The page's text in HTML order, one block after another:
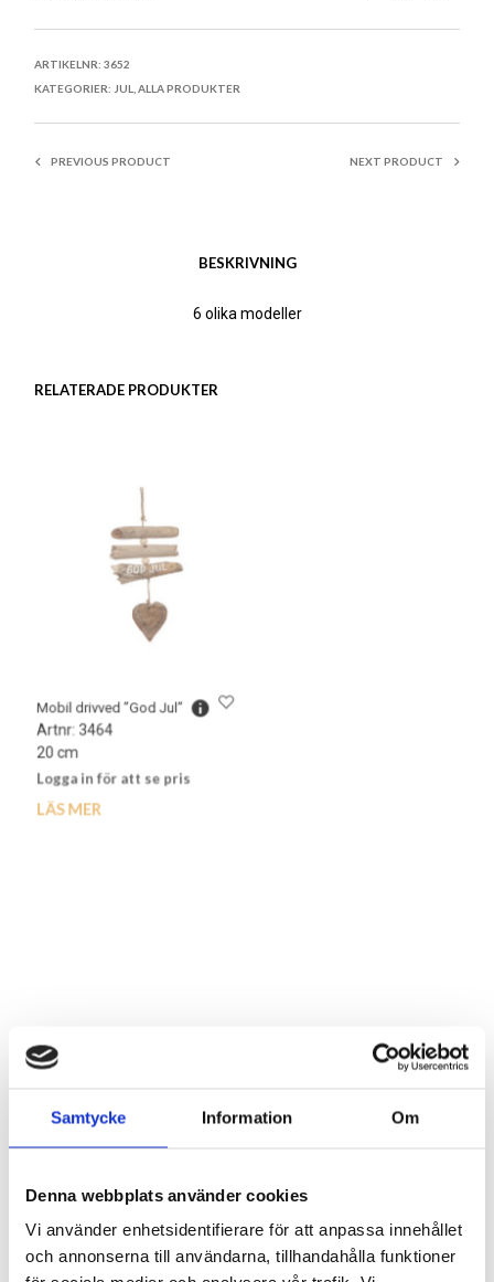
Samtycke Information Om
Denna webbplats använder cookies
Vi använder enhetsidentifierare för att anpassa innehållet
och annonserna till användarna, tillhandahålla funktioner
ARTIKELNR:3652
KATEGORIER:JUL,ALLA PRODUKTER
PREVIOUS PRODUCT NEXT PRODUCT
BESKRIVNING
6 olika modeller
RELATERADE PRODUKTER
Mobil drivved ”God Jul”
Artnr: 3464
20 cm
Logga in för att se pris
LÄS MER
Artnr: 8231
LÄS MER
Artnr: 3474
Logga in för att se pris
LÄS MER